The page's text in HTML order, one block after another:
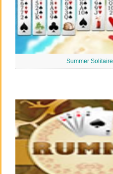
Summer Solitaire